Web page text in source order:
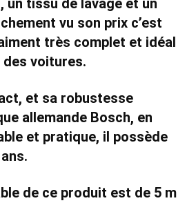
un tissu de lavage et un
vu son prix c’est
très complet et idéal
voitures.
, et sa robustesse
allemande Bosch, en
et pratique, il possède
de ce produit est de 5 m